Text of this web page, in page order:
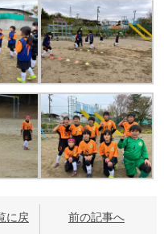
に戻
前の記事へ